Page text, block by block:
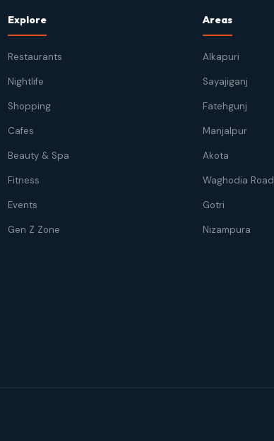
Explore
Restaurants
Nightlife
Shopping
Cafes
Beauty & Spa
Fitness
Events
Gen Z Zone
Areas
Alkapuri
Sayajiganj
Fatehgunj
Manjalpur
Akota
Waghodia Road
Gotri
Nizampura